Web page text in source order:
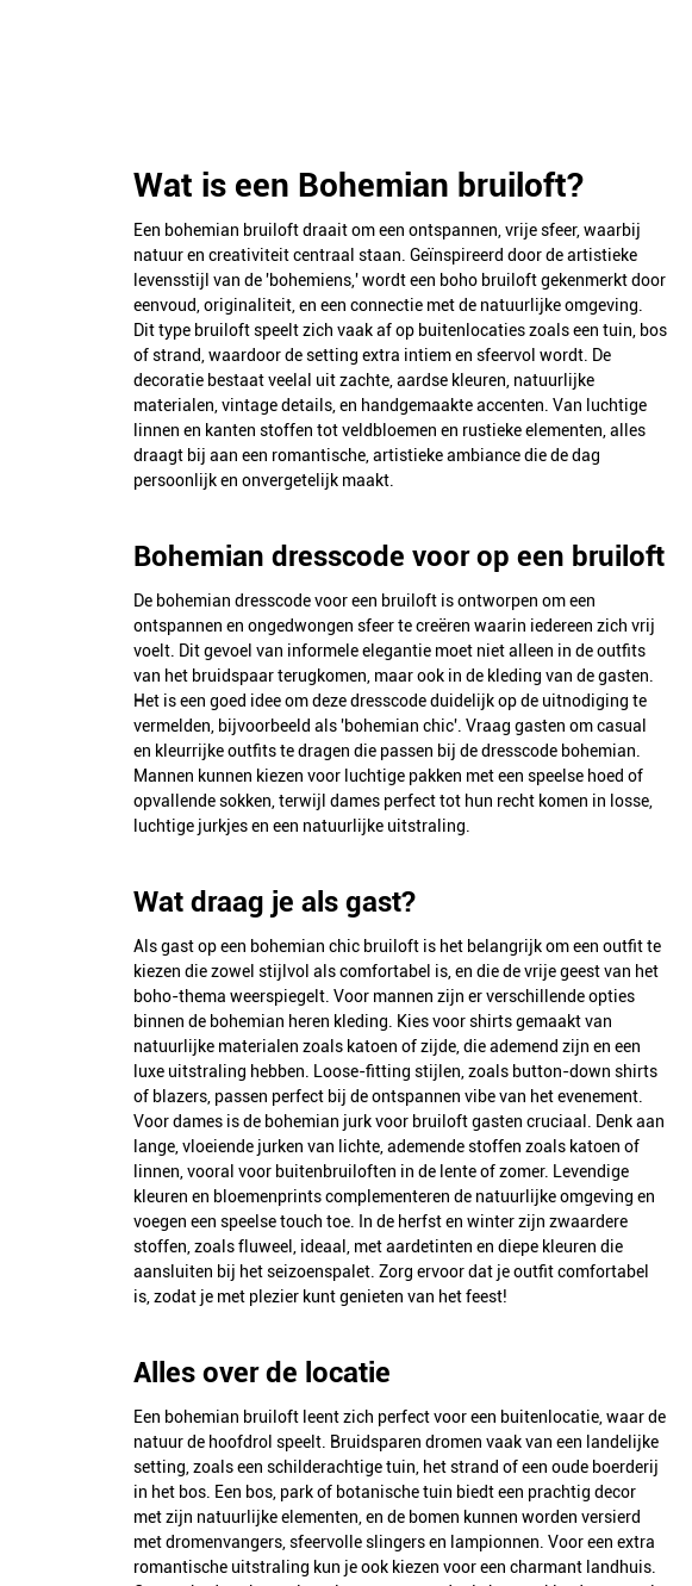
Wat is een Bohemian bruiloft?
Een bohemian bruiloft draait om een ontspannen, vrije sfeer, waarbij
natuur en creativiteit centraal staan. Geïnspireerd door de artistieke
levensstijl van de 'bohemiens,' wordt een boho bruiloft gekenmerkt door
eenvoud, originaliteit, en een connectie met de natuurlijke omgeving.
Dit type bruiloft speelt zich vaak af op buitenlocaties zoals een tuin, bos
of strand, waardoor de setting extra intiem en sfeervol wordt. De
decoratie bestaat veelal uit zachte, aardse kleuren, natuurlijke
materialen, vintage details, en handgemaakte accenten. Van luchtige
linnen en kanten stoffen tot veldbloemen en rustieke elementen, alles
draagt bij aan een romantische, artistieke ambiance die de dag
persoonlijk en onvergetelijk maakt.
Bohemian dresscode voor op een bruiloft
De bohemian dresscode voor een bruiloft is ontworpen om een
ontspannen en ongedwongen sfeer te creëren waarin iedereen zich vrij
voelt. Dit gevoel van informele elegantie moet niet alleen in de outfits
van het bruidspaar terugkomen, maar ook in de kleding van de gasten.
Het is een goed idee om deze dresscode duidelijk op de uitnodiging te
vermelden, bijvoorbeeld als 'bohemian chic'. Vraag gasten om casual
en kleurrijke outfits te dragen die passen bij de dresscode bohemian.
Mannen kunnen kiezen voor luchtige pakken met een speelse hoed of
opvallende sokken, terwijl dames perfect tot hun recht komen in losse,
luchtige jurkjes en een natuurlijke uitstraling.
Wat draag je als gast?
Als gast op een bohemian chic bruiloft is het belangrijk om een outfit te
kiezen die zowel stijlvol als comfortabel is, en die de vrije geest van het
boho-thema weerspiegelt. Voor mannen zijn er verschillende opties
binnen de bohemian heren kleding. Kies voor shirts gemaakt van
natuurlijke materialen zoals katoen of zijde, die ademend zijn en een
luxe uitstraling hebben. Loose-fitting stijlen, zoals button-down shirts
of blazers, passen perfect bij de ontspannen vibe van het evenement.
Voor dames is de bohemian jurk voor bruiloft gasten cruciaal. Denk aan
lange, vloeiende jurken van lichte, ademende stoffen zoals katoen of
linnen, vooral voor buitenbruiloften in de lente of zomer. Levendige
kleuren en bloemenprints complementeren de natuurlijke omgeving en
voegen een speelse touch toe. In de herfst en winter zijn zwaardere
stoffen, zoals fluweel, ideaal, met aardetinten en diepe kleuren die
aansluiten bij het seizoenspalet. Zorg ervoor dat je outfit comfortabel
is, zodat je met plezier kunt genieten van het feest!
Alles over de locatie
Een bohemian bruiloft leent zich perfect voor een buitenlocatie, waar de
natuur de hoofdrol speelt. Bruidsparen dromen vaak van een landelijke
setting, zoals een schilderachtige tuin, het strand of een oude boerderij
in het bos. Een bos, park of botanische tuin biedt een prachtig decor
met zijn natuurlijke elementen, en de bomen kunnen worden versierd
met dromenvangers, sfeervolle slingers en lampionnen. Voor een extra
romantische uitstraling kun je ook kiezen voor een charmant landhuis.